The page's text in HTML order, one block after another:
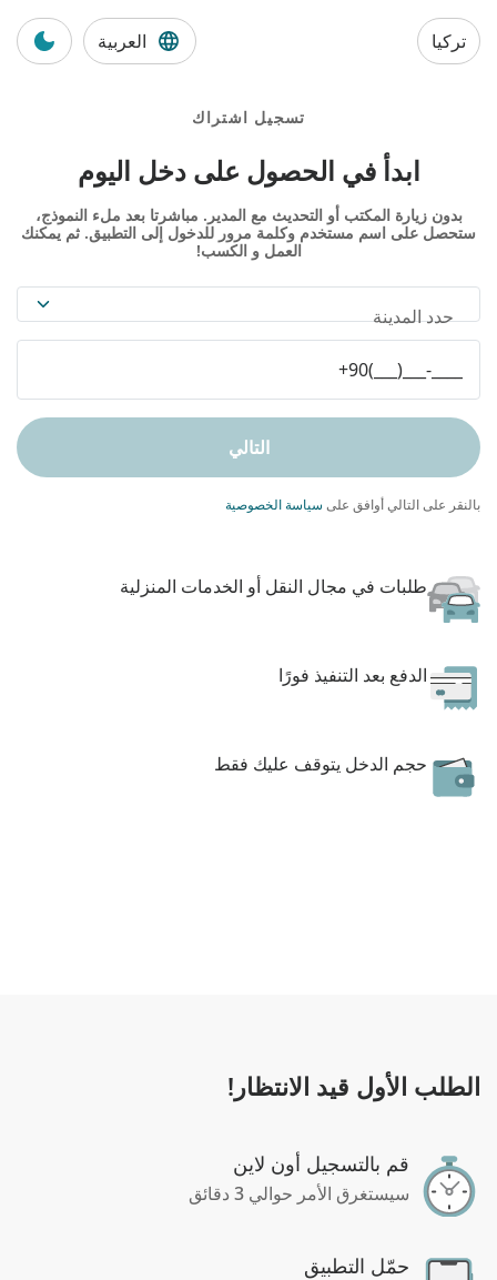
تركيا العربية
تسجيل اشتراك
ابدأ في الحصول على دخل اليوم
بدون زيارة المكتب أو التحديث مع المدير. مباشرتا بعد ملء النموذج،
ستحصل على اسم مستخدم وكلمة مرور للدخول إلى التطبيق. ثم يمكنك
العمل و الكسب!
حدد المدينة
التالي
بالنقر على التالي أوافق على سياسة الخصوصية
طلبات في مجال النقل أو الخدمات المنزلية
الدفع بعد التنفيذ فورًا
حجم الدخل يتوقف عليك فقط
الطلب الأول قيد الانتظار!
قم بالتسجيل أون لاين
سيستغرق الأمر حوالي 3 دقائق
حمّل التطبيق